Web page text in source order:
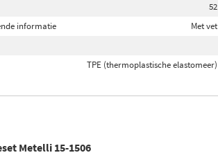
52
informatie
Met vet
TPE (thermoplastische elastomeer)
Metelli 15-1506